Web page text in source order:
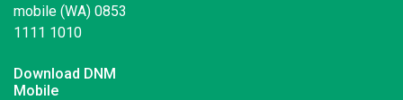
mobile (WA) 0853
1111 1010
Download DNM
Mobile